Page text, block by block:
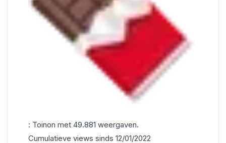
: Toinon met 49.881 weergaven.
Cumulatieve views sinds 12/01/2022